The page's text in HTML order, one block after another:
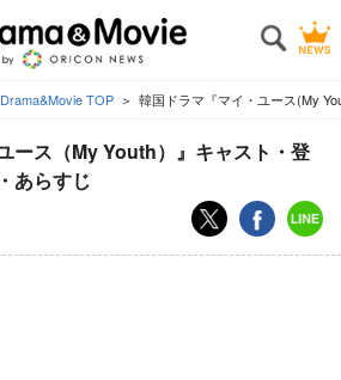
Drama&Movie TOP 韓国ドラマ『マイ・ユース(My
ース（My Youth）』キャスト・登
あらすじ